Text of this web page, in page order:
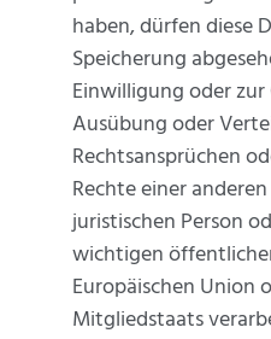
haben, dürfen diese
Speicherung
Einwilligung oder
Ausübung oder
Rechtsansprüchen
Rechte einer
juristischen Person
wichtigen
Europäischen Union
Mitgliedstaats